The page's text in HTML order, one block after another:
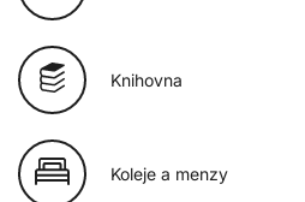
Knihovna
Koleje a menzy